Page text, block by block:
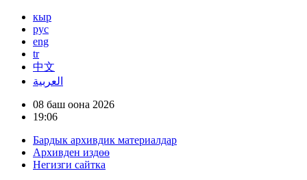
кыр
рус
eng
tr
中文
العربية
08 баш оона 2026
19:06
Бардык архивдик материалдар
Архивден издөө
Негизги сайтка